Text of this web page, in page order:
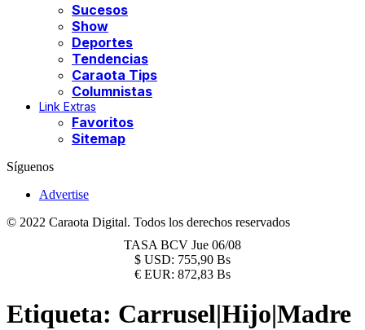
Sucesos
Show
Deportes
Tendencias
Caraota Tips
Columnistas
Link Extras
Favoritos
Sitemap
Síguenos
Advertise
© 2022 Caraota Digital. Todos los derechos reservados
TASA BCV Jue 06/08
$ USD: 755,90 Bs
€ EUR: 872,83 Bs
Etiqueta: Carrusel|Hijo|Madre